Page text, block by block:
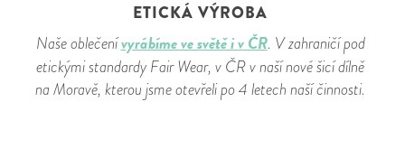
ETICKÁ VÝROBA
Naše oblečenívyrábíme ve světě i v ČR. V zahraničí pod
etickými standardy Fair Wear, v ČR v naší nové šicí dílně
na Moravě, kterou jsme otevřeli po 4 letech naší činnosti.